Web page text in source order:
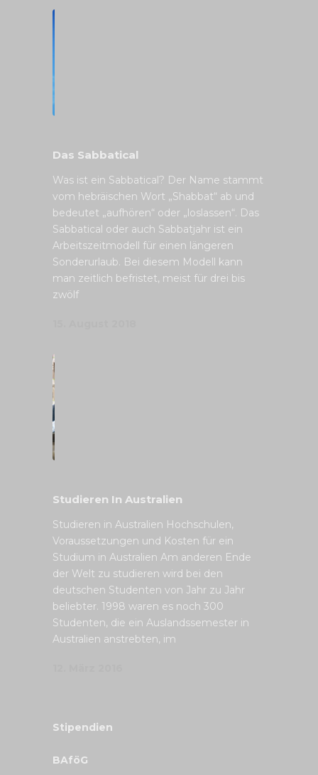
Das Sabbatical
Was ist ein Sabbatical? Der Name stammt
vom hebräischen Wort „Shabbat“ ab und
bedeutet „aufhören“ oder „loslassen“. Das
Sabbatical oder auch Sabbatjahr ist ein
Arbeitszeitmodell für einen längeren
Sonderurlaub. Bei diesem Modell kann
man zeitlich befristet, meist für drei bis
zwölf
Studieren In Australien
Studieren in Australien Hochschulen,
Voraussetzungen und Kosten für ein
Studium in Australien Am anderen Ende
der Welt zu studieren wird bei den
deutschen Studenten von Jahr zu Jahr
beliebter. 1998 waren es noch 300
Studenten, die ein Auslandssemester in
Australien anstrebten, im
Stipendien
BAföG